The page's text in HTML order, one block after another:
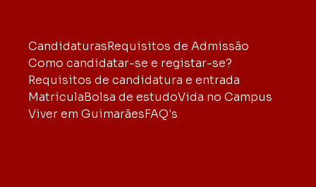
CandidaturasRequisitos de Admissão
Como candidatar-se e registar-se?
Requisitos de candidatura e entrada
MatriculaBolsa de estudoVida no Campus
Viver em GuimarãesFAQ's